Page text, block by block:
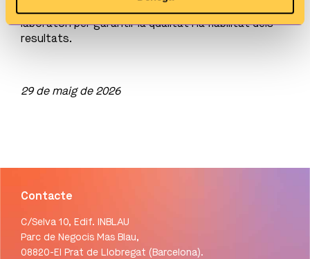
amb la missió clara de vincular els POCTs al
laboratori per garantir la qualitat i la fiabilitat dels
resultats.
29 de maig de 2026
Contacte
C/Selva 10, Edif. INBLAU
Parc de Negocis Mas Blau,
08820-El Prat de Llobregat (Barcelona).